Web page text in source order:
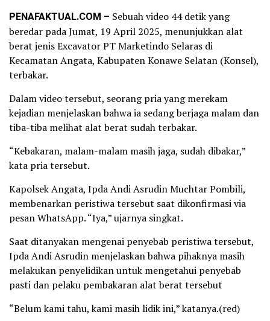
PENAFAKTUAL.COM – Sebuah video 44 detik yang
beredar pada Jumat, 19 April 2025, menunjukkan alat
berat jenis Excavator PT Marketindo Selaras di
Kecamatan Angata, Kabupaten Konawe Selatan (Konsel),
terbakar.
Dalam video tersebut, seorang pria yang merekam
kejadian menjelaskan bahwa ia sedang berjaga malam dan
tiba-tiba melihat alat berat sudah terbakar.
“Kebakaran, malam-malam masih jaga, sudah dibakar,”
kata pria tersebut.
Kapolsek Angata, Ipda Andi Asrudin Muchtar Pombili,
membenarkan peristiwa tersebut saat dikonfirmasi via
pesan WhatsApp. “Iya,” ujarnya singkat.
Saat ditanyakan mengenai penyebab peristiwa tersebut,
Ipda Andi Asrudin menjelaskan bahwa pihaknya masih
melakukan penyelidikan untuk mengetahui penyebab
pasti dan pelaku pembakaran alat berat tersebut
“Belum kami tahu, kami masih lidik ini,” katanya.(red)